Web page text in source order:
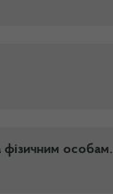
фізичним особам.